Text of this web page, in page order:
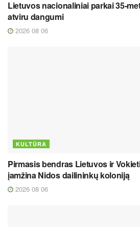
Lietuvos nacionaliniai parkai 35-
atviru dangumi
2026 08 06
KULTŪRA
Pirmasis bendras Lietuvos ir
įamžina Nidos dailininkų koloniją
2026 08 06